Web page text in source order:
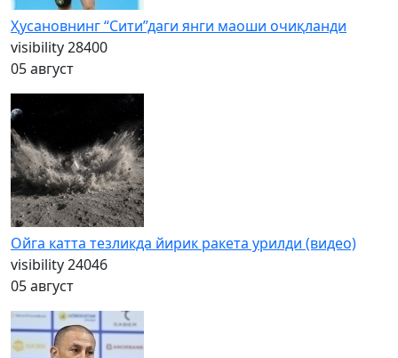
Ҳусановнинг “Сити”даги янги маоши очиқланди
visibility28400
05 август
Ойга катта тезликда йирик ракета урилди (видео)
visibility24046
05 август